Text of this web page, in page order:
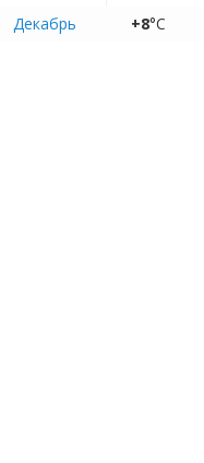
Декабрь
+8°C